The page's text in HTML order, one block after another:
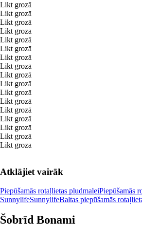
Likt grozā
Likt grozā
Likt grozā
Likt grozā
Likt grozā
Likt grozā
Likt grozā
Likt grozā
Likt grozā
Likt grozā
Likt grozā
Likt grozā
Likt grozā
Likt grozā
Likt grozā
Likt grozā
Likt grozā
Atklājiet vairāk
Piepūšamās rotaļlietas pludmaleiPiepūšamās
SunnylifeSunnylifeBaltas piepūšamās
Šobrīd Bonami